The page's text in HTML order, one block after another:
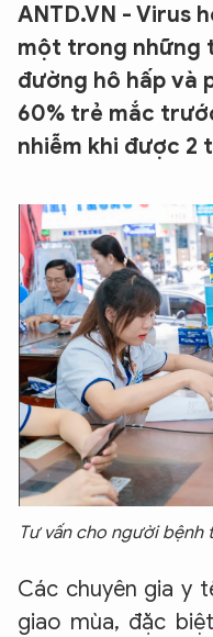
ANTD.VN - Virus
một trong những
đường hô hấp và
60% trẻ mắc
nhiễm khi được 2
Tư vấn cho người bệnh
Các chuyên gia y
giao mùa, đặc